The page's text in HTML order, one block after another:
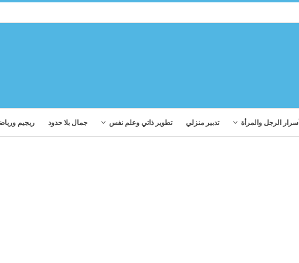
أسرار الرجل والمرأة تدبير منزلي تطوير ذاتي وعلم نفس جمال بلا حدود ريجيم